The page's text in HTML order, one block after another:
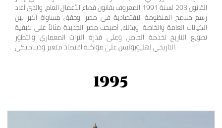
القانون 203 لسنة 1991 المعروف بقانون قطاع الأعمال العام، والذي أعاد
رسم ملامح المنظومة الاقتصادية في مصر، وحقق مساواة أكبر بين
الكيانات العامة والخاصة. وبذلك، أصبحت مصر الجديدة مثالاً على كيفية
تطويع التاريخ لخدمة الحاضر، وعلى قدرة التراث المعماري والتطور
التاريخي لهليوبوليس على مواكبة اقتصاد متغير وديناميكي.
1995